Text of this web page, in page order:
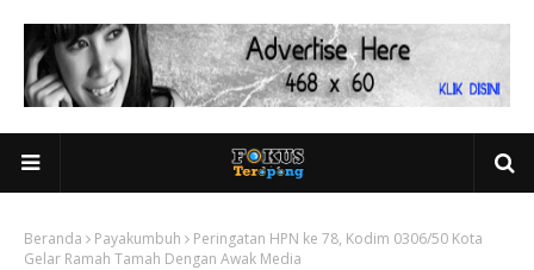
Beranda Payakumbuh
Peringatan HPN ke 78, Kodim 0306/50 Kota
Gelar Ramah Tamah Dengan Awak Media